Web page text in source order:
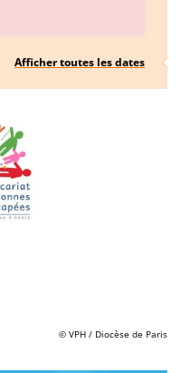
Afficher toutes les dates
© VPH / Diocèse de Paris